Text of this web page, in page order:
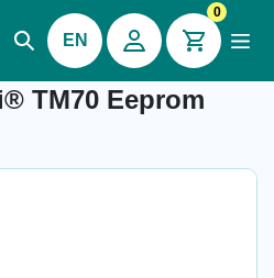
EN
0
TM70 Eeprom